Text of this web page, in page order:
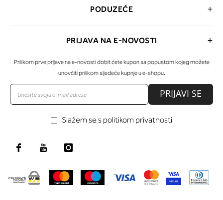
PODUZEĆE
PRIJAVA NA E-NOVOSTI
Prilikom prve prijave na e-novosti dobit ćete kupon sa popustom kojeg možete
unovčiti prilikom sljedeće kupnje u e-shopu.
PRIJAVI SE
Slažem se s politikom privatnosti